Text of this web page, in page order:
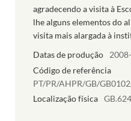
agradecendo a visita à
lhe alguns elementos do
visita mais alargada à
Datas de produção
Código de referência
PT/PR/AHPR/GB/
Localização física